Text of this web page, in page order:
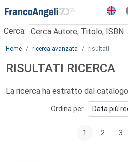
Menu
Cerca:
Main content
Home ricerca avanzata risultati
RISULTATI RICERCA
La ricerca ha estratto dal catalogo
Ordina per
1 2 3